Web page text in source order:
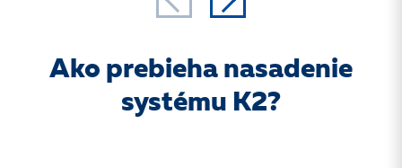
Ako prebieha nasadenie
systému K2?